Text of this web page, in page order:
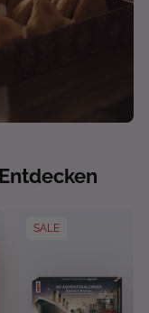
SALE